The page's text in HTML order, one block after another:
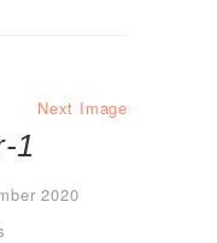
Next Image
1
2020